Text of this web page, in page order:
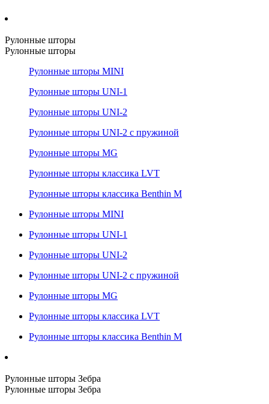
Рулонные шторы
Рулонные шторы
Рулонные шторы MINI
Рулонные шторы UNI-1
Рулонные шторы UNI-2
Рулонные шторы UNI-2 с пружиной
Рулонные шторы MG
Рулонные шторы классика LVT
Рулонные шторы классика Benthin M
Рулонные шторы MINI
Рулонные шторы UNI-1
Рулонные шторы UNI-2
Рулонные шторы UNI-2 с пружиной
Рулонные шторы MG
Рулонные шторы классика LVT
Рулонные шторы классика Benthin M
Рулонные шторы Зебра
Рулонные шторы Зебра